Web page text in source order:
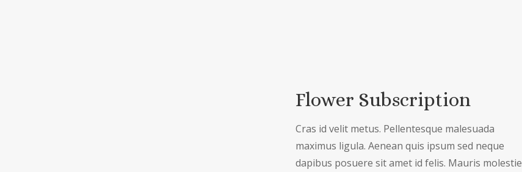
Flower Subscription
Cras id velit metus. Pellentesque malesuada
maximus ligula. Aenean quis ipsum sed neque
dapibus posuere sit amet id felis. Mauris molestie